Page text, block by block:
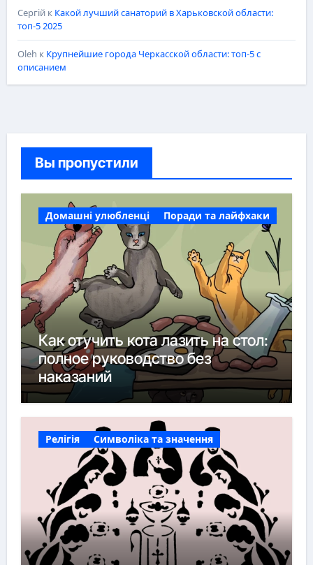
Сергійк Какой лучший санаторий в Харьковской области:
топ-5 2025
Oleh к Крупнейшие города Черкасской области: топ-5 с
описанием
Вы пропустили
Домашні улюбленці Поради та лайфхаки
Как отучить кота лазить на стол:
полное руководство без
наказаний
Релігія Символіка та значення